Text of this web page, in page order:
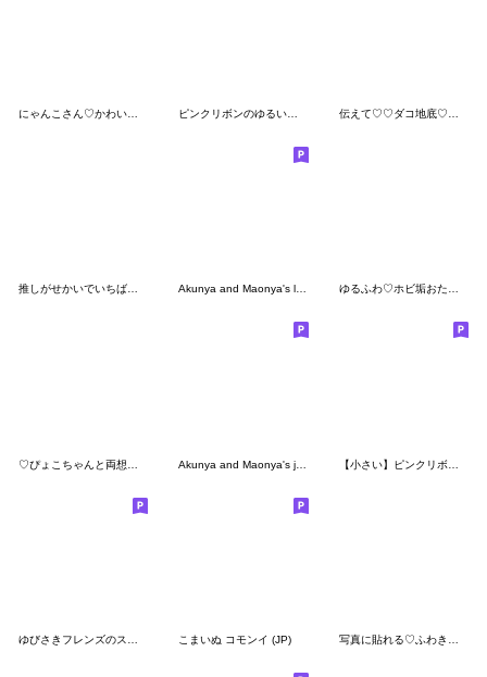
推しがせかいでいちばん♡ Akunya and Maonya's left hand-no words ゆるふわ♡ホビ垢おたくねこちゃんの日常♡
【小さい】ピンクリボンのゆるいこねこ
こまいぬ コモンイ (JP)